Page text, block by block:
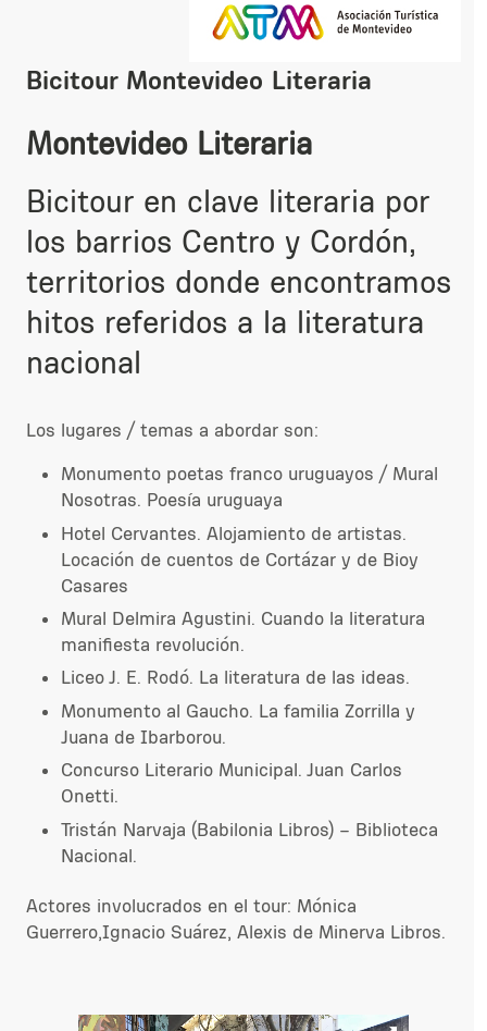
Bicitour Montevideo Literaria
Montevideo Literaria
Bicitour en clave literaria por
los barrios Centro y Cordón,
territorios donde encontramos
hitos referidos a la literatura
nacional
Los lugares / temas a abordar son:
Monumento poetas franco uruguayos / Mural
Nosotras. Poesía uruguaya
Hotel Cervantes. Alojamiento de artistas.
Locación de cuentos de Cortázar y de Bioy
Casares
Mural Delmira Agustini. Cuando la literatura
manifiesta revolución.
Liceo J. E. Rodó. La literatura de las ideas.
Monumento al Gaucho. La familia Zorrilla y
Juana de Ibarborou.
Concurso Literario Municipal. Juan Carlos
Onetti.
Tristán Narvaja (Babilonia Libros) – Biblioteca
Nacional.
Actores involucrados en el tour: Mónica
Guerrero,Ignacio Suárez, Alexis de Minerva Libros.